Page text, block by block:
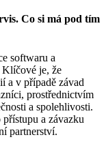
Co si má pod tím
softwaru a
Klíčové je, že
a v případě závad
prostřednictvím
a spolehlivosti.
a závazku
partnerství.